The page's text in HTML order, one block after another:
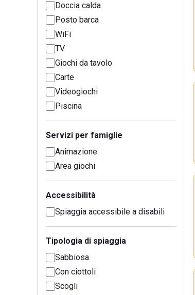
Doccia calda
Posto barca
WiFi
TV
Giochi da tavolo
Carte
Videogiochi
Piscina
Servizi per famiglie
Animazione
Area giochi
Accessibilità
Spiaggia accessibile a disabili
Tipologia di spiaggia
Sabbiosa
Con ciottoli
Scogli